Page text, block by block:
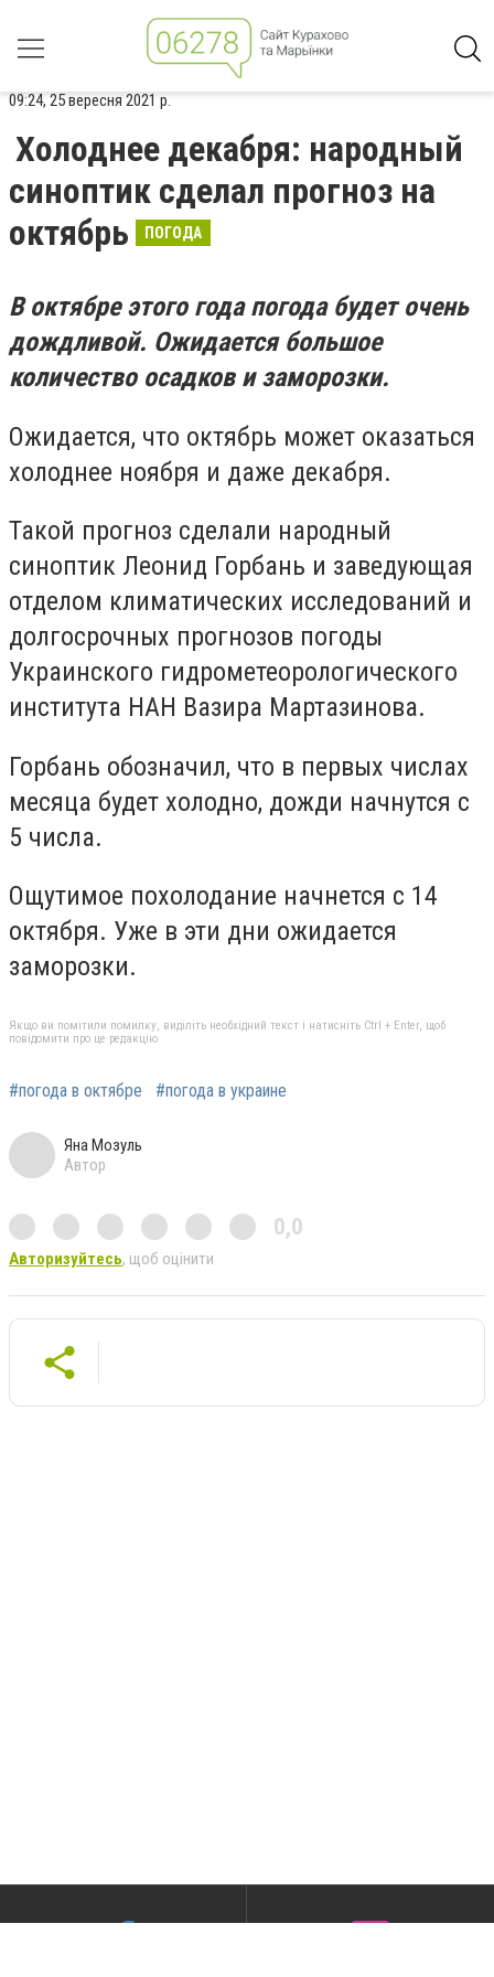
09:24, 25 вересня 2021 р.
Холоднее декабря: народный
синоптик сделал прогноз на
октябрь
ПОГОДА
В октябре этого года погода будет очень
дождливой. Ожидается большое
количество осадков и заморозки.
Ожидается, что октябрь может оказаться
холоднее ноября и даже декабря.
Такой прогноз сделали народный
синоптик Леонид Горбань и заведующая
отделом климатических исследований и
долгосрочных прогнозов погоды
Украинского гидрометеорологического
института НАН Вазира Мартазинова.
Горбань обозначил, что в первых числах
месяца будет холодно, дожди начнутся с
5 числа.
Ощутимое похолодание начнется с 14
октября. Уже в эти дни ожидается
заморозки.
Якщо ви помітили помилку, виділіть необхідний текст і натисніть Ctrl + Enter, щоб
повідомити про це редакцію
#погода в октябре #погода в украине
Яна Мозуль
Автор
0,0
Авторизуйтесь, щоб оцінити